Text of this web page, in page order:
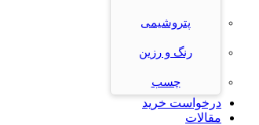
پتروشیمی
رنگ و رزین
چسب
درخواست خرید
مقالات